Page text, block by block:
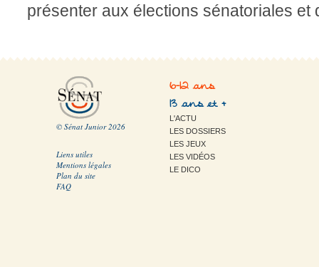
présenter aux élections sénatoriales et
© Sénat Junior 2026
Liens utiles
Mentions légales
Plan du site
FAQ
6-12 ans
13 ans et +
L'ACTU
LES DOSSIERS
LES JEUX
LES VIDÉOS
LE DICO